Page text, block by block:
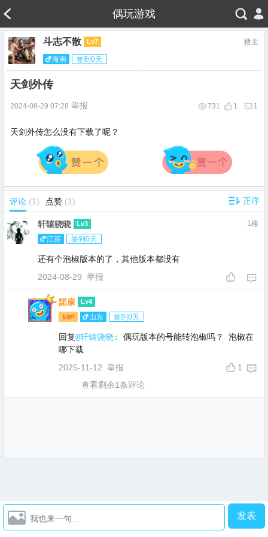
偶玩游戏
斗志不散 Lv7
海南 签到0天
楼主
天剑外传
2024-08-29 07:28 举报 1
1
731
天剑外传怎么没有下载了呢？
评论 (1) 点赞 (1)
轩辕骁晓 Lv3
江苏 签到0天
还有个泡椒版本的了，其他版本都没有
1楼
2024-08-29 举报
諾康 Lv4
山东 签到0天
回复@轩辕骁晓:
偶玩版本的号能转泡椒吗？ 泡椒在
哪下载
2025-11-12 举报
1
查看剩余1条评论